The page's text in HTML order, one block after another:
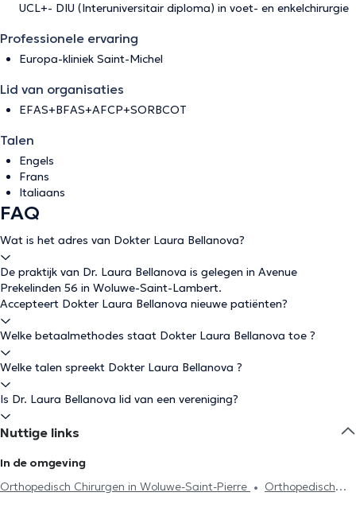
UCL+- DIU (Interuniversitair diploma) in voet- en enkelchirurgie
Professionele ervaring
Europa-kliniek Saint-Michel
Lid van organisaties
EFAS+BFAS+AFCP+SORBCOT
Talen
Engels
Frans
Italiaans
FAQ
Wat is het adres van Dokter Laura Bellanova?
De praktijk van Dr. Laura Bellanova is gelegen in Avenue
Prekelinden 56 in Woluwe-Saint-Lambert.
Accepteert Dokter Laura Bellanova nieuwe patiënten?
Welke betaalmethodes staat Dokter Laura Bellanova toe ?
Welke talen spreekt Dokter Laura Bellanova ?
Is Dr. Laura Bellanova lid van een vereniging?
Nuttige links
In de omgeving
Orthopedisch Chirurgen in Woluwe-Saint-Pierre
Orthopedisch